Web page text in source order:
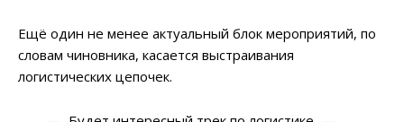
Ещё один не менее актуальный блок мероприятий, по
словам чиновника, касается выстраивания
логистических цепочек.